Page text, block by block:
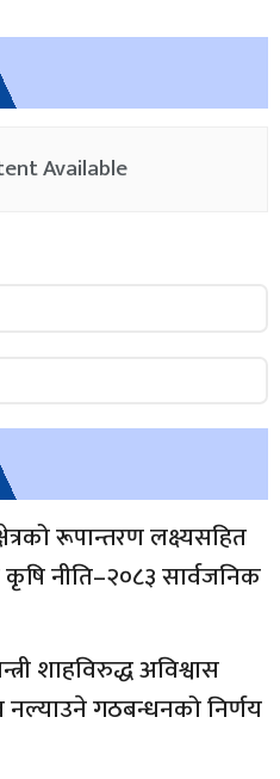
Available
रूपान्तरण लक्ष्यसहित
कृषि नीति–२०८३ सार्वजनिक
शाहविरुद्ध अविश्वास
नल्याउने गठबन्धनको निर्णय